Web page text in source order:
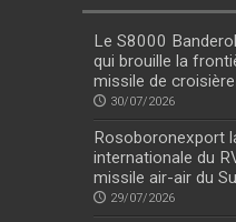
Le S8000
qui brouille la
missile de croisière
30/07/2026
Rosoboronexport
internationale du
missile air-air du
29/07/2026